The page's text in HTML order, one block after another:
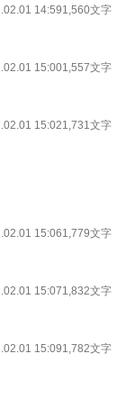
14:591,560文字
15:001,557文字
15:021,731文字
15:061,779文字
15:071,832文字
15:091,782文字